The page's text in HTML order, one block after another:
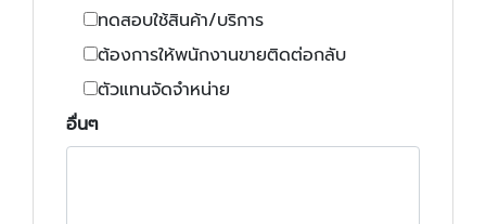
ทดสอบใช้สินค้า/บริการ
ต้องการให้พนักงานขายติดต่อกลับ
ตัวแทนจัดจำหน่าย
อื่นๆ